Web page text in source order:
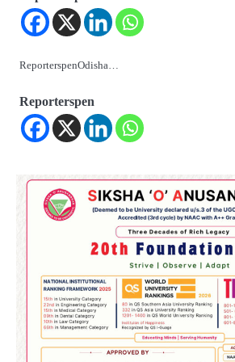
ReporterspenOdisha…
Reporterspen
ତିନି ଦିନିଆ ଓଡିଶାଗସ୍ତ
ଫେରିଗଲେ ରାଷ୍ଟ୍ରପତି
Reporters Pen
ମୁଖ୍ୟମନ୍ତ୍ରୀ